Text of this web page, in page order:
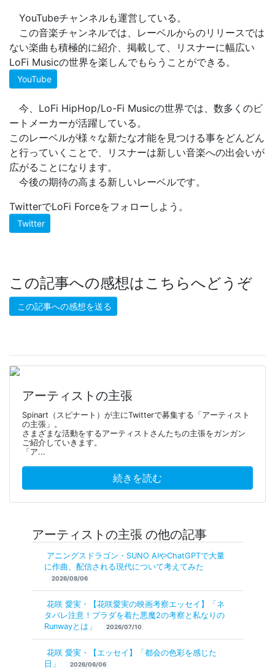
YouTubeチャンネルも運営している。
この音楽チャンネルでは、レーベルからのリリースでは
ない楽曲も積極的に紹介、掲載して、リスナーに幅広い
LoFi Musicの世界を楽しんでもらうことができる。
YouTube
今、LoFi HipHop/Lo-Fi Musicの世界では、数多くのビ
ートメーカーが活躍している。
このレーベルが様々な新たな才能を見つける事をどんどん
と行っていくことで、リスナーは新しい音楽への出会いが
広がることになります。
今後の期待の高まる新しいレーベルです。
TwitterでLoFi Forceをフォローしよう。
Twitter
この記事への感想はこちらへどうぞ
この記事への感想を送る
アーティストの主張
Spinart（スピナート）が主にTwitterで募集する「アーティスト
の主張」。
さまざまな活動をするアーティストさんたちの主張をガンガン
ご紹介していきます。
「ア...
続きを読む
アーティストの主張 の他の記事
アニングスドラゴン・SUNO AIやChatGPTで大量
に作曲、配信される現代について考えてみた
2026/08/06
花咲 愛実・【花咲愛実の映画考察エッセイ】「ネ
タバレ注意！プラダを着た悪魔2の考察と私なりの
Runwayとは」
2026/07/10
花咲 愛実・【エッセイ】「都会の色彩を感じた
日」
2026/06/06